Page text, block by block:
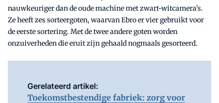
nauwkeuriger dan de oude machine met zwart-witcamera’s.
Ze heeft zes sorteergoten, waarvan Ebro er vier gebruikt voor
de eerste sortering. Met de twee andere goten worden
onzuiverheden die eruit zijn gehaald nogmaals gesorteerd.
Gerelateerd artikel:
Toekomstbestendige fabriek: zorg voor